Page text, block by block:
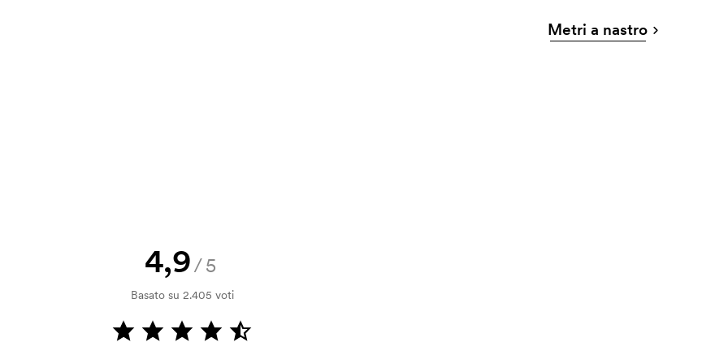
personalizzazione. Il costo iniziale
Questo costo si applica anche se
Metri a nastro
4,9/5
Basato su 2.405 voti